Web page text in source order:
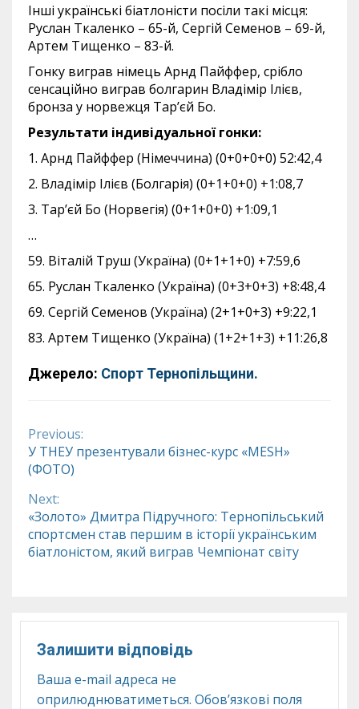
Інші українські біатлоністи посіли такі місця:
Руслан Ткаленко – 65-й, Сергій Семенов – 69-й,
Артем Тищенко – 83-й.
Гонку виграв німець Арнд Пайффер, срібло
сенсаційно виграв болгарин Владімір Ілієв,
бронза у норвежця Тар’єй Бо.
Результати індивідуальної гонки:
1. Арнд Пайффер (Німеччина) (0+0+0+0) 52:42,4
2. Владімір Ілієв (Болгарія) (0+1+0+0) +1:08,7
3. Тар’єй Бо (Норвегія) (0+1+0+0) +1:09,1
…
59. Віталій Труш (Україна) (0+1+1+0) +7:59,6
65. Руслан Ткаленко (Україна) (0+3+0+3) +8:48,4
69. Сергій Семенов (Україна) (2+1+0+3) +9:22,1
83. Артем Тищенко (Україна) (1+2+1+3) +11:26,8
Джерело: Спорт Тернопільщини.
Continue
Reading
Previous:
У ТНЕУ презентували бізнес-курс «MESH»
(ФОТО)
Next:
«Золото» Дмитра Підручного: Тернопільський
спортсмен став першим в історії українським
біатлоністом, який виграв Чемпіонат світу
Залишити відповідь
Ваша e-mail адреса не
оприлюднюватиметься. Обов’язкові поля